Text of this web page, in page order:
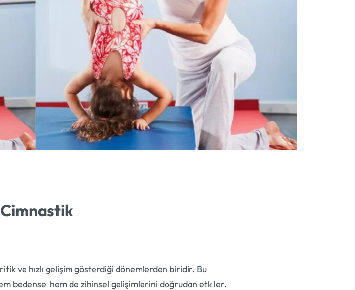
ve hızlı gelişim gösterdiği dönemlerden biridir. Bu
bedensel hem de zihinsel gelişimlerini doğrudan etkiler.